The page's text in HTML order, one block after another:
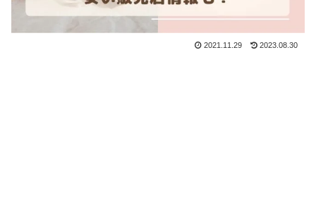
2021.11.29 2023.08.30